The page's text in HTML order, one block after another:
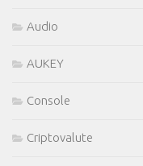
Audio
AUKEY
Console
Criptovalute